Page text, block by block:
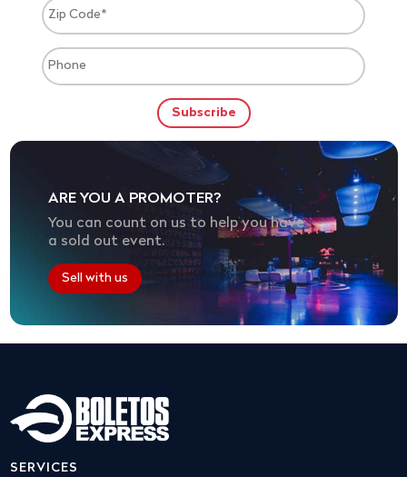
ARE YOU A PROMOTER?
You can count on us to help you have
a sold out event.
Sell with us
SERVICES